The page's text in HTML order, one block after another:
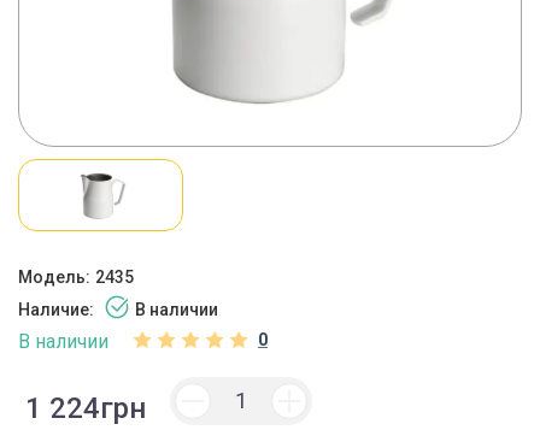
Модель: 2435
Наличие:
В наличии
В наличии 0
1 224грн